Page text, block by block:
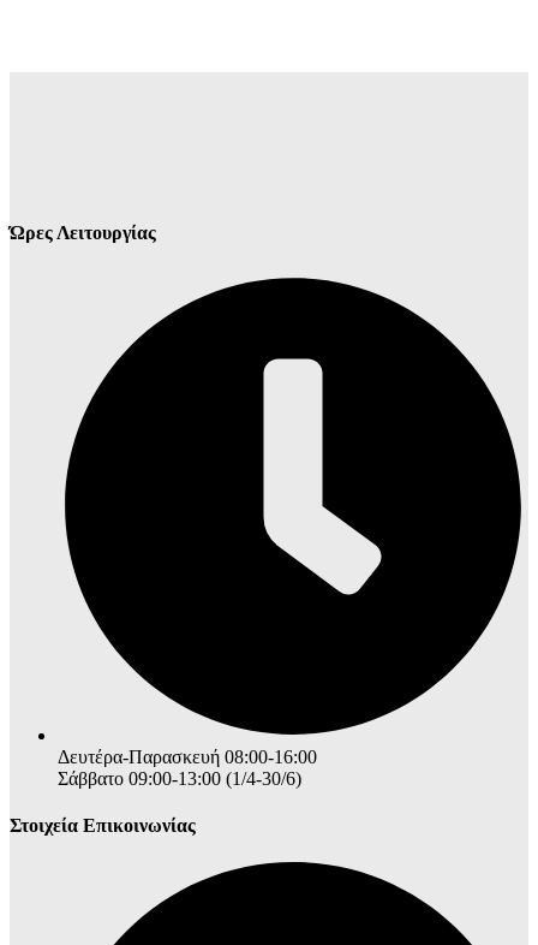
Ώρες Λειτουργίας
Δευτέρα-Παρασκευή 08:00-16:00
Σάββατο 09:00-13:00 (1/4-30/6)
Στοιχεία Επικοινωνίας